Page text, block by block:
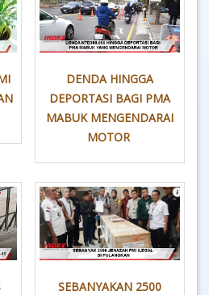
DENDA HINGGA
DEPORTASI BAGI PMA
MABUK MENGENDARAI
MOTOR
SEBANYAKAN 2500